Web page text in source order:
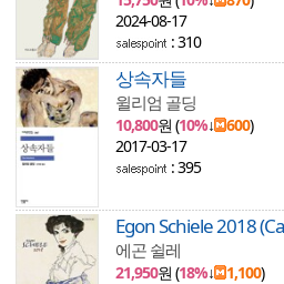
2024-08-17
: 310
상속자들
윌리엄 골딩
10,800원 (10%↓ 600)
2017-03-17
: 395
Egon Schiele 2018
에곤 쉴레
21,950원 (18%↓ 1,100)